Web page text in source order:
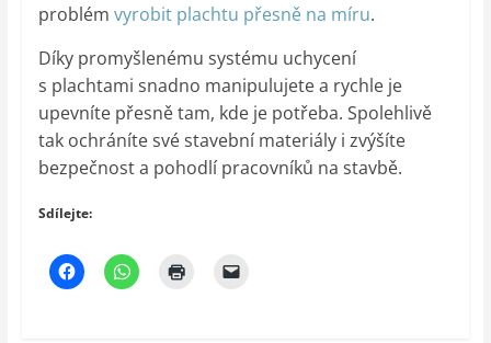
problém vyrobit plachtu přesně na míru.
Díky promyšlenému systému uchycení
s plachtami snadno manipulujete a rychle je
upevníte přesně tam, kde je potřeba. Spolehlivě
tak ochráníte své stavební materiály i zvýšíte
bezpečnost a pohodlí pracovníků na stavbě.
Sdílejte: